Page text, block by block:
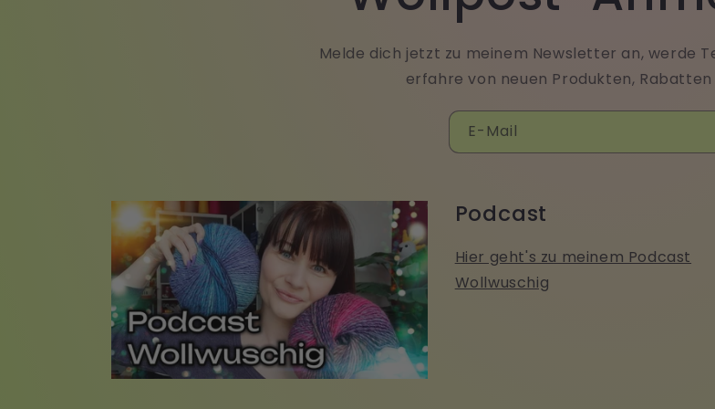
Melde dich jetzt zu meinem Newsletter an, werde
erfahre von neuen Produkten,
E-Mail
Podcast
Hier geht's zu meinem Podcast
Wollwuschig